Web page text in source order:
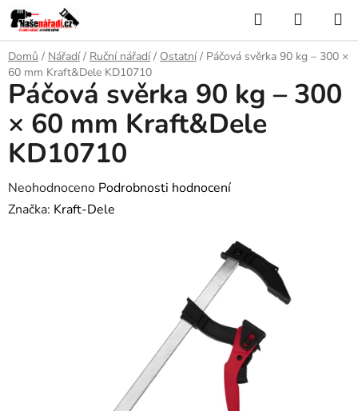
Přejít
na
obsah
Hledat
KOŠÍK
Domů / Nářadí / Ruční nářadí / Ostatní / Páčová svěrka 90 kg – 300 ×
60 mm Kraft&Dele KD10710
Páčová svěrka 90 kg – 300
× 60 mm Kraft&Dele
KD10710
Průměrné
hodnocení
Neohodnoceno Podrobnosti hodnocení
Značka: Kraft-Dele